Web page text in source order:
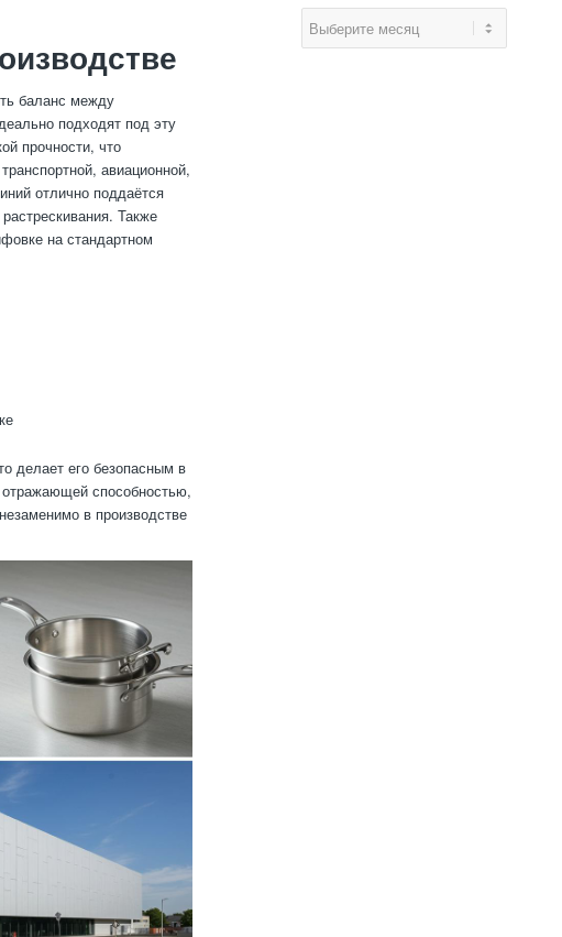
баланс между
подходят под эту
прочности, что
авиационной,
отлично поддаётся
Также
на стандартном
делает его безопасным в
способностью,
в производстве